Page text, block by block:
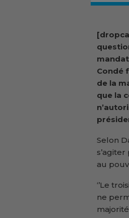
Condé
de la
que la
Selon
au
‘’Le
ne